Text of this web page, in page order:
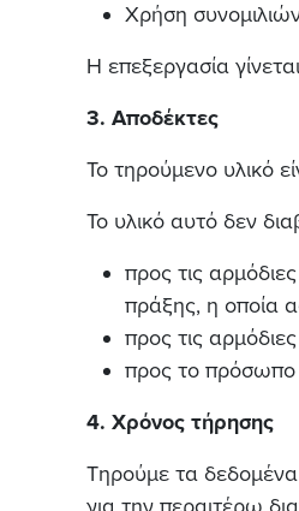
Χρήση
Η επεξεργασία
3. Αποδέκτες
Το τηρούμενο υλικό
Το υλικό αυτό δεν
προς τις
πράξης, η οποία
προς τις
προς το πρόσωπο
4. Χρόνος τήρησης
Τηρούμε τα